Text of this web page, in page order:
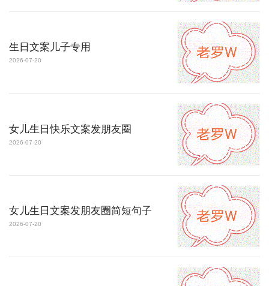
生日文案儿子专用
2026-07-20
女儿生日快乐文案发朋友圈
2026-07-20
女儿生日文案发朋友圈简短句子
2026-07-20